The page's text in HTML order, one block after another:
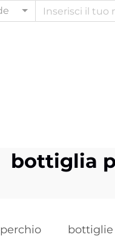
bottiglia
bottiglie